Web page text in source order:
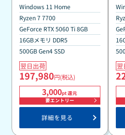
Windows 11 Home
Ryzen 7 7700
GeForce RTX 5060 Ti 8GB
16GBメモリ DDR5
500GB Gen4 SSD
翌日出荷
197,980円(税込)
3,000pt 還元
要エントリー
詳細を見る
翌